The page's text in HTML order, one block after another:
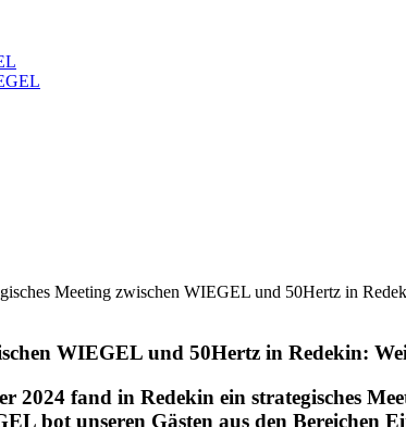
Meeting zwischen WIEGEL und 50Hertz in
WIEGEL und 50Hertz in Redekin:
2024 fand in Redekin ein strategisches
bot unseren Gästen aus den Bereichen